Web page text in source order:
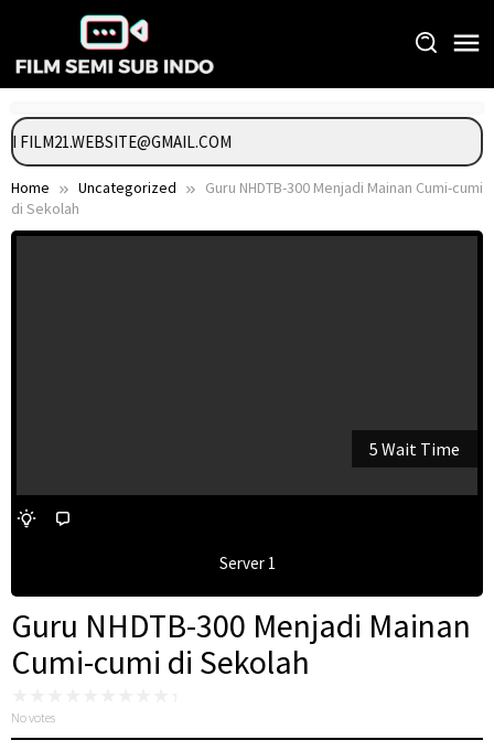
content
FILM21.WEBSITE@GMAIL.COM
Home Uncategorized
Guru NHDTB-300 Menjadi Mainan Cumi-cumi
di Sekolah
5 Wait Time
Server 1
Guru NHDTB-300 Menjadi Mainan
Cumi-cumi di Sekolah
No votes